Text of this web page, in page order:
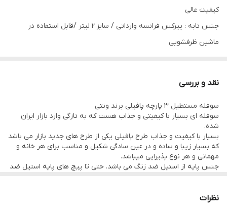
کیفیت عالی
جنس تابه : پیرکس فرانسه وارداتی / سایز ۲ لیتر /قابل استفاده در
ماشین ظرفشویی
محصول به طور کامل وارداتی هست حتی تا پیچ های پایه ضد زنگ
هستند.
نقد و بررسی
سوفله مستطیل ۳ پارچه پافیلی برند ونتی
سوفله ای بسیار با کیفیتی و جذاب هست که به تازگی وارد بازار ایران
شده.
بسیار با کیفیت و جذاب طرح پافیلی یکی از طرح های جدید بازار می باشد
که بسیار زیبا و ساده و در عین سادگی شکیل و مناسب برای هر خانه و
مهمانی و هر نوع پذیرایی میباشد.
جنس پایه از استیل ضد زنگ می باشد. حتی تا پیچ های پایه استیل ضد
با قیمتی فوق العاده استثنایی
نظرات